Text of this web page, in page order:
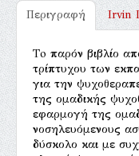
Περιγραφή Irvin
Τo παρόν βιβλίο
τρίπτυχου των
για την
της ομαδικής
εφαρμογή της
νοσηλευόμενους
δύσκολο και με